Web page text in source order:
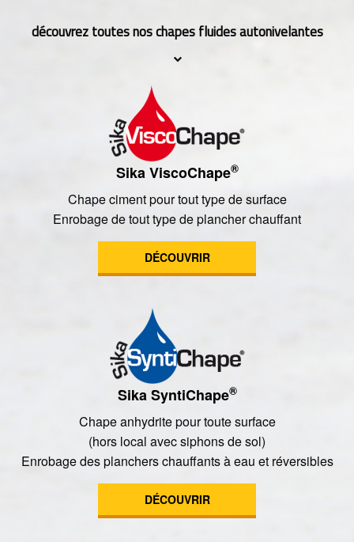
découvrez toutes nos chapes fluides autonivelantes
Sika ViscoChape®
Chape ciment pour tout type de surface
Enrobage de tout type de plancher chauffant
DÉCOUVRIR
Sika SyntiChape®
Chape anhydrite pour toute surface
(hors local avec siphons de sol)
Enrobage des planchers chauffants à eau et réversibles
DÉCOUVRIR